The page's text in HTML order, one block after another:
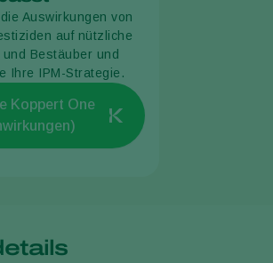
Auswirkungen von
auf nützliche
Bestäuber und
Ihre IPM-Strategie.
Koppert One